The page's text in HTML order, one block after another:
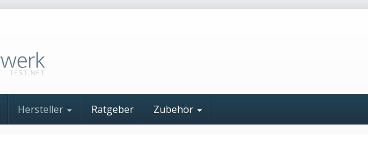
Hersteller Ratgeber Zubehör